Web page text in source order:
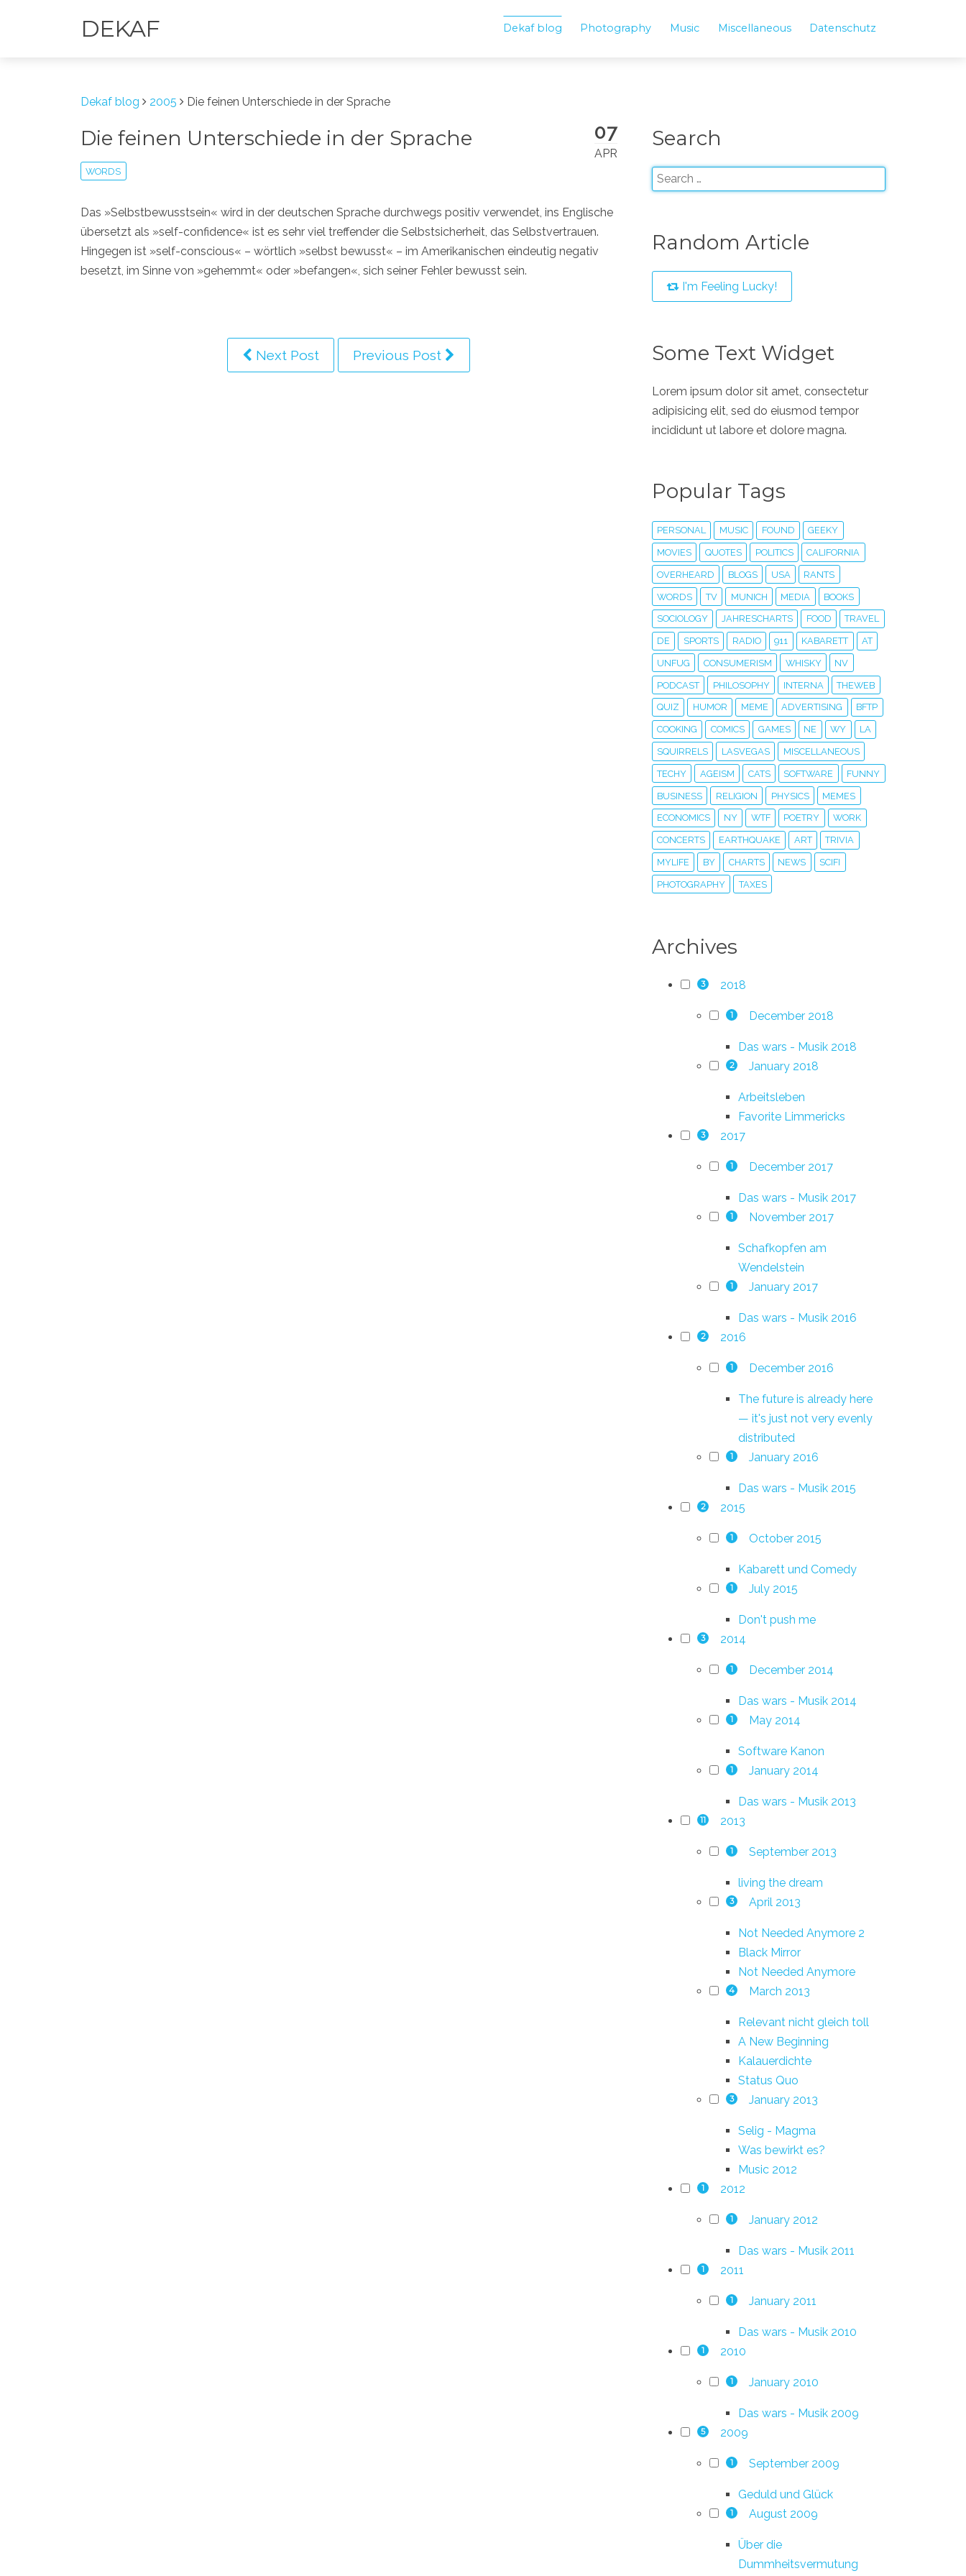
DEKAF Dekaf blog Photography Music Miscellaneous Datenschutz
Dekaf blog 2005 Die feinen Unterschiede in der Sprache
07
APR
Die feinen Unterschiede in der Sprache
WORDS
Das »Selbstbewusstsein« wird in der deutschen Sprache durchwegs positiv verwendet, ins Englische
übersetzt als »self-confidence« ist es sehr viel treffender die Selbstsicherheit, das Selbstvertrauen.
Hingegen ist »self-conscious« – wörtlich »selbst bewusst« – im Amerikanischen eindeutig negativ
besetzt, im Sinne von »gehemmt« oder »befangen«, sich seiner Fehler bewusst sein.
Next Post Previous Post
Search
Random Article
I'm Feeling Lucky!
Some Text Widget
Lorem ipsum dolor sit amet, consectetur
adipisicing elit, sed do eiusmod tempor
incididunt ut labore et dolore magna.
Popular Tags
PERSONAL MUSIC FOUND GEEKY
MOVIES QUOTES POLITICS CALIFORNIA
OVERHEARD BLOGS USA RANTS
WORDS TV MUNICH MEDIA BOOKS
SOCIOLOGY JAHRESCHARTS FOOD TRAVEL
DE SPORTS RADIO 911 KABARETT AT
UNFUG CONSUMERISM WHISKY NV
PODCAST PHILOSOPHY INTERNA THEWEB
QUIZ HUMOR MEME ADVERTISING BFTP
COOKING COMICS GAMES NE WY LA
SQUIRRELS LASVEGAS MISCELLANEOUS
TECHY AGEISM CATS SOFTWARE FUNNY
BUSINESS RELIGION PHYSICS MEMES
ECONOMICS NY WTF POETRY WORK
CONCERTS EARTHQUAKE ART TRIVIA
MYLIFE BY CHARTS NEWS SCIFI
PHOTOGRAPHY TAXES
Archives
3 2018
1 December 2018
Das wars - Musik 2018
2 January 2018
Arbeitsleben
Favorite Limmericks
3 2017
1 December 2017
Das wars - Musik 2017
1 November 2017
Schafkopfen am
Wendelstein
1 January 2017
Das wars - Musik 2016
2 2016
1 December 2016
The future is already here
— it's just not very evenly
distributed
1 January 2016
Das wars - Musik 2015
2 2015
1 October 2015
Kabarett und Comedy
1 July 2015
Don't push me
3 2014
1 December 2014
Das wars - Musik 2014
1 May 2014
Software Kanon
1 January 2014
Das wars - Musik 2013
11 2013
1 September 2013
living the dream
3 April 2013
Not Needed Anymore 2
Black Mirror
Not Needed Anymore
4 March 2013
Relevant nicht gleich toll
A New Beginning
Kalauerdichte
Status Quo
3 January 2013
Selig - Magma
Was bewirkt es?
Music 2012
1 2012
1 January 2012
Das wars - Musik 2011
1 2011
1 January 2011
Das wars - Musik 2010
1 2010
1 January 2010
Das wars - Musik 2009
5 2009
1 September 2009
Geduld und Glück
1 August 2009
Über die
Dummheitsvermutung